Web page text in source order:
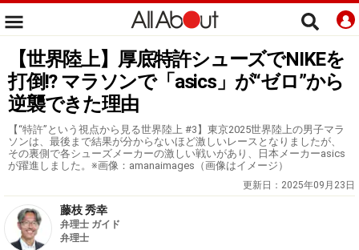
【世界陸上】厚底特許シューズでNIKEを
打倒!? マラソンで「asics」が“ゼロ”から
逆襲できた理由
【“特許”という視点から見る世界陸上 #3】東京2025世界陸上の男子マラ
ソンは、最後まで結果が分からないほど激しいレースとなりましたが、
その裏側で各シューズメーカーの激しい戦いがあり、日本メーカーasics
が躍進しました。※画像：amanaimages（画像はイメージ）
更新日： 2025年09月23日
藤枝 秀幸
弁理士 ガイド
弁理士